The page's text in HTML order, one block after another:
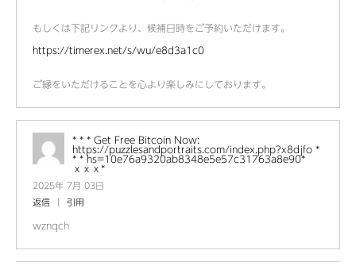
もしくは下記リンクより、候補日時をご予約いただけます。
https://timerex.net/s/wu/e8d3a1c0
ご縁をいただけることを心より楽しみにしております。
* * * Get Free Bitcoin Now:
https://puzzlesandportraits.com/index.php?x8djfo *
* * hs=10e76a9320ab8348e5e57c31763a8e90*
ххх*
2025年 7月 03日
返信
引用
wznqch